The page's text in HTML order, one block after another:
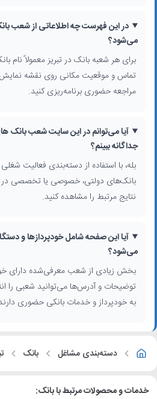
من، سیستم نزدیک‌ترین شعب را نسبت به
می‌دهد تا سریع‌تر به بانک موردنظر برسید.
دنبالخودپرداز بانک تبریز
رفت‌وآمد خود هستند، بسیار کاربردی است.
خدمات متنوع شعب بانک در تبریز
تسهیلات و مشاوره مالی را ارائه می‌دهند.
می‌توانید بانک مناسب برای
خدمات تخصصی را در منطقه زندگی یا محل
راهنمای انتخاب بهترین بانک در تبریز
برای انتخاببهترین بانک در تبریز
الکترونیک و سابقه بانک نیز توجه می‌کنند.
مقایسه شعب مختلف، بانک دولتی یا
اساس محله‌هایی مانند ولیعصر، مارالان،
مناطق شهری، نزدیک‌ترین شعبه را انتخاب
در این فهرست چه اطلاعاتی از شعب
می‌شود؟
برای هر شعبه بانک در تبریز معمولاً نام
تماس و موقعیت مکانی روی نقشه نمایش
مراجعه حضوری برنامه‌ریزی کنید.
آیا می‌توانم در این سایت شعب بانک
جداگانه ببینم؟
بله، با استفاده از دسته‌بندی فعالیت
بانک‌های دولتی، خصوصی یا تخصصی در
نتایج مرتبط را مشاهده کنید.
آیا این صفحه شامل خودپردازها و
می‌شود؟
بخش زیادی از شعب معرفی‌شده دارای
توضیحات و آدرس‌ها می‌توانید شعبی را
به خودپرداز و خدمات بانکی حضوری
دسته‌بندی مشاغل بانک
خدمات و محصولات مرتبط با بانک: